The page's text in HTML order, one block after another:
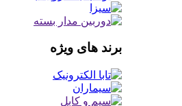
برند های ویژه